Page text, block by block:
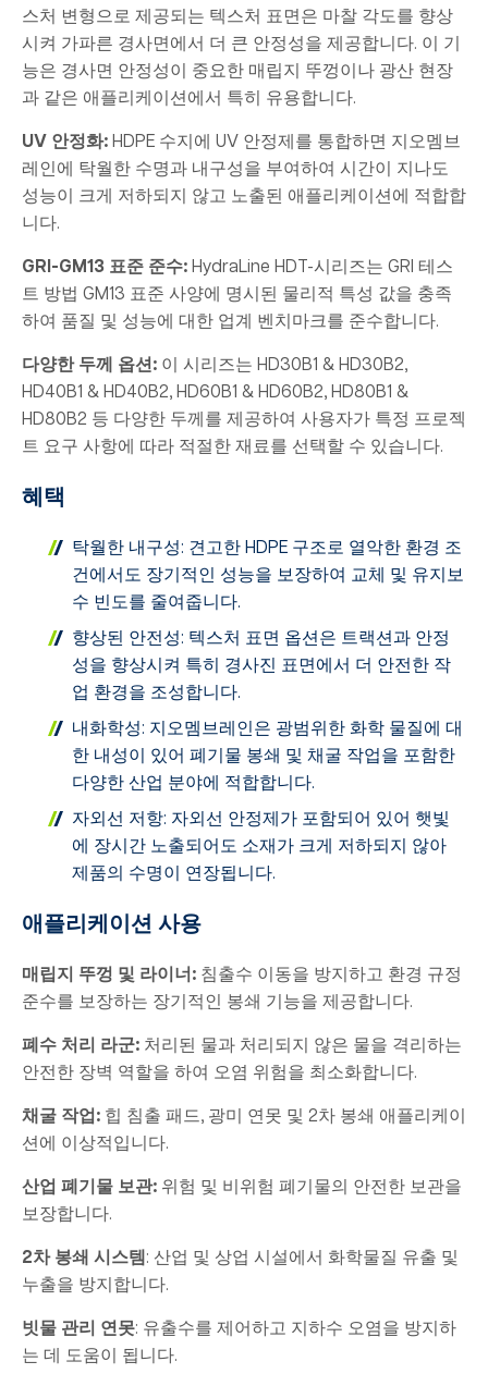
스처 변형으로 제공되는 텍스처 표면은 마찰 각도를 향상
시켜 가파른 경사면에서 더 큰 안정성을 제공합니다. 이 기
능은 경사면 안정성이 중요한 매립지 뚜껑이나 광산 현장
과 같은 애플리케이션에서 특히 유용합니다.
UV 안정화: HDPE 수지에 UV 안정제를 통합하면 지오멤브
레인에 탁월한 수명과 내구성을 부여하여 시간이 지나도
성능이 크게 저하되지 않고 노출된 애플리케이션에 적합합
니다.
GRI-GM13 표준 준수: HydraLine HDT-시리즈는 GRI 테스
트 방법 GM13 표준 사양에 명시된 물리적 특성 값을 충족
하여 품질 및 성능에 대한 업계 벤치마크를 준수합니다.
다양한 두께 옵션: 이 시리즈는 HD30B1 & HD30B2,
HD40B1 & HD40B2, HD60B1 & HD60B2, HD80B1 &
HD80B2 등 다양한 두께를 제공하여 사용자가 특정 프로젝
트 요구 사항에 따라 적절한 재료를 선택할 수 있습니다.
혜택
탁월한 내구성: 견고한 HDPE 구조로 열악한 환경 조
건에서도 장기적인 성능을 보장하여 교체 및 유지보
수 빈도를 줄여줍니다.
향상된 안전성: 텍스처 표면 옵션은 트랙션과 안정
성을 향상시켜 특히 경사진 표면에서 더 안전한 작
업 환경을 조성합니다.
내화학성: 지오멤브레인은 광범위한 화학 물질에 대
한 내성이 있어 폐기물 봉쇄 및 채굴 작업을 포함한
다양한 산업 분야에 적합합니다.
자외선 저항: 자외선 안정제가 포함되어 있어 햇빛
에 장시간 노출되어도 소재가 크게 저하되지 않아
제품의 수명이 연장됩니다.
애플리케이션 사용
매립지 뚜껑 및 라이너: 침출수 이동을 방지하고 환경 규정
준수를 보장하는 장기적인 봉쇄 기능을 제공합니다.
폐수 처리 라군: 처리된 물과 처리되지 않은 물을 격리하는
안전한 장벽 역할을 하여 오염 위험을 최소화합니다.
채굴 작업: 힙 침출 패드, 광미 연못 및 2차 봉쇄 애플리케이
션에 이상적입니다.
산업 폐기물 보관: 위험 및 비위험 폐기물의 안전한 보관을
보장합니다.
2차 봉쇄 시스템 : 산업 및 상업 시설에서 화학물질 유출 및
누출을 방지합니다.
빗물 관리 연못: 유출수를 제어하고 지하수 오염을 방지하
는 데 도움이 됩니다.